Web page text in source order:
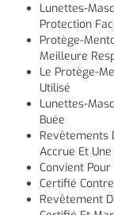
Lunettes-
Protection
Protège-
Meilleure
Le Protège-
Utilisé
Lunettes-
Buée
Revêtements
Accrue Et
Convient
Certifié
Revêtement